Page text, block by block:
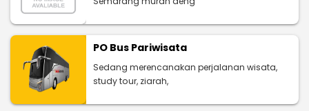
PO Bus Pariwisata
Sedang merencanakan perjalanan wisata,
study tour, ziarah,